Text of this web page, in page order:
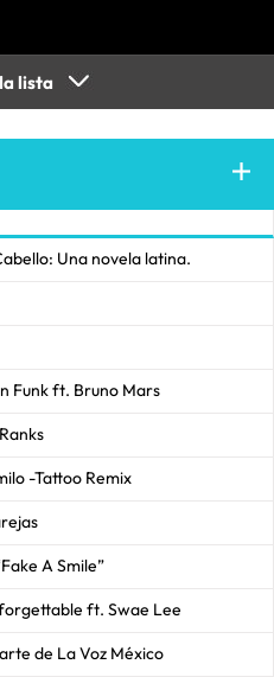
lista
Una novela latina.
Funk ft. Bruno Mars
-Tattoo Remix
A Smile”
ft. Swae Lee
de La Voz México